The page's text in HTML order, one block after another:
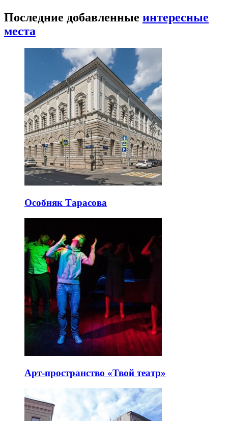
Последние добавленные интересные
места
Особняк Тарасова
Арт-пространство «Твой театр»